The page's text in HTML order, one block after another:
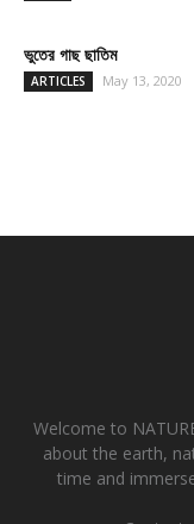
ভুতের গাছ ছাতিম
ARTICLES May 13, 2020
Welcome to
about the earth,
time and